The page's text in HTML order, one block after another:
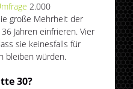
2.000
große Mehrheit der
Jahren einfrieren. Vier
sie keinesfalls für
bleiben würden.
30?